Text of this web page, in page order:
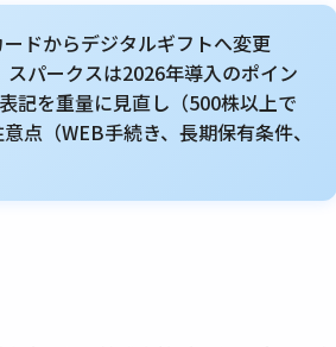
ドからデジタルギフトへ変更
パークスは2026年導入のポイン
記を重量に見直し（500株以上で
点（WEB手続き、長期保有条件、